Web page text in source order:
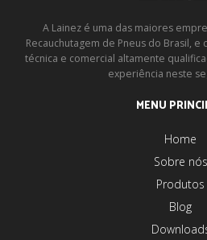
A Lainez é uma das maiores
Recauchutagem de Pneus do Brasil,
técnica e comercial altamente
experiência neste
MENU
Home
Sobre nós
Produtos
Blog